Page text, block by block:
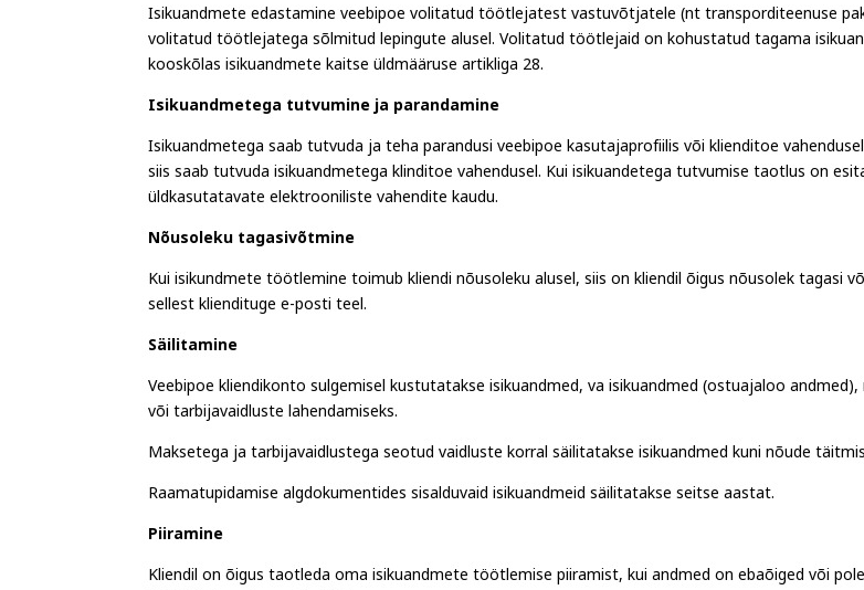
Isikuandmete edastamine veebipoe volitatud töötlejatest vastuvõtjatele (nt transporditeenuse
volitatud töötlejatega sõlmitud lepingute alusel. Volitatud töötlejaid on kohustatud tagama
kooskõlas isikuandmete kaitse üldmääruse artikliga 28.
Isikuandmetega tutvumine ja parandamine
Isikuandmetega saab tutvuda ja teha parandusi veebipoe kasutajaprofiilis või klienditoe
siis saab tutvuda isikuandmetega klinditoe vahendusel. Kui isikuandetega tutvumise taotlus on
üldkasutatavate elektrooniliste vahendite kaudu.
Nõusoleku tagasivõtmine
Kui isikundmete töötlemine toimub kliendi nõusoleku alusel, siis on kliendil õigus nõusolek tagasi
sellest kliendituge e-posti teel.
Säilitamine
Veebipoe kliendikonto sulgemisel kustutatakse isikuandmed, va isikuandmed (ostuajaloo
või tarbijavaidluste lahendamiseks.
Maksetega ja tarbijavaidlustega seotud vaidluste korral säilitatakse isikuandmed kuni nõude
Raamatupidamise algdokumentides sisalduvaid isikuandmeid säilitatakse seitse aastat.
Piiramine
Kliendil on õigus taotleda oma isikuandmete töötlemise piiramist, kui andmed on ebaõiged või